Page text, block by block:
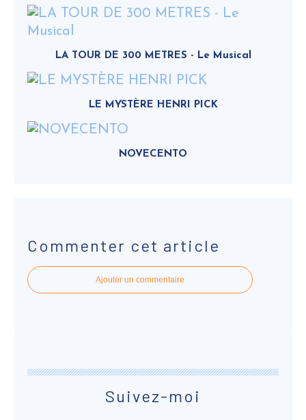
LA TOUR DE 300 METRES - Le Musical
LE MYSTÈRE HENRI PICK
NOVECENTO
Commenter cet article
Ajouter un commentaire
Suivez-moi